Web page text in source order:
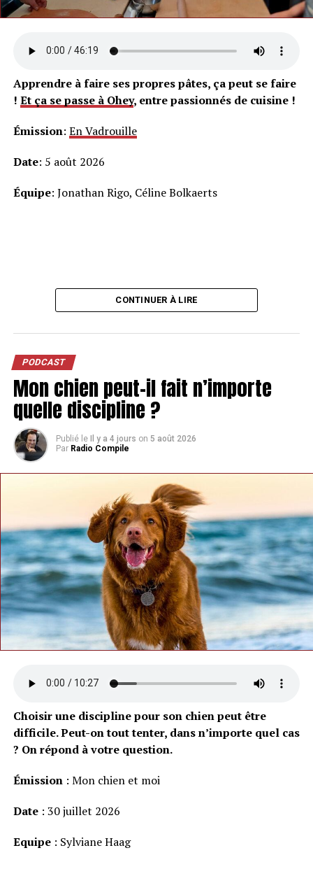
Apprendre à faire ses propres pâtes, ça peut se faire
! Et ça se passe à Ohey, entre passionnés de cuisine !
Émission: En Vadrouille
Date: 5 août 2026
Équipe: Jonathan Rigo, Céline Bolkaerts
CONTINUER À LIRE
PODCAST
Mon chien peut-il fait n’importe
quelle discipline ?
Publié le Il y a 4 jours on 5 août 2026
Par Radio Compile
Choisir une discipline pour son chien peut être
difficile. Peut-on tout tenter, dans n’importe quel cas
? On répond à votre question.
Émission: Mon chien et moi
Date: 30 juillet 2026
Equipe: Sylviane Haag